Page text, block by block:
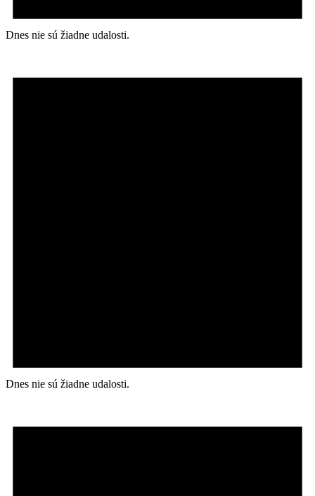
Dnes nie sú žiadne udalosti.
Dnes nie sú žiadne udalosti.